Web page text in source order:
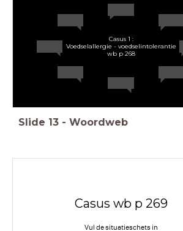
Casus 1 :
Voedselallergie - voedselintolerantie
wb p 268
Slide 13 - Woordweb
Casus wb p 269
Vul de situatieschets in